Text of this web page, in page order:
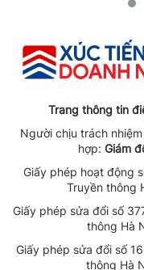
Trang thông tin
Người chịu trách
hợp: Giám
Giấy phép hoạt động
Truyền thông
Giấy phép sửa đổi số
thông Hà
Giấy phép sửa đổi số
thông Hà